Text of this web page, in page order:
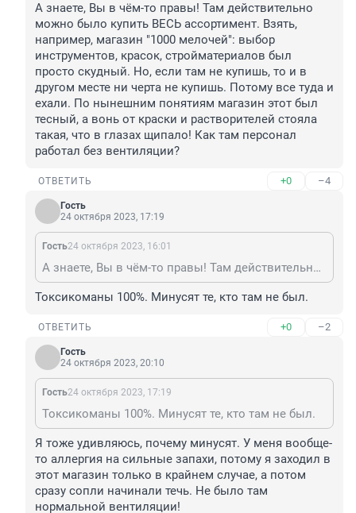
А знаете, Вы в чём-то правы! Там действительно
можно было купить ВЕСЬ ассортимент. Взять,
например, магазин "1000 мелочей": выбор
инструментов, красок, стройматериалов был
просто скудный. Но, если там не купишь, то и в
другом месте ни черта не купишь. Потому все туда и
ехали. По нынешним понятиям магазин этот был
тесный, а вонь от краски и растворителей стояла
такая, что в глазах щипало! Как там персонал
работал без вентиляции?
ОТВЕТИТЬ +0 –4
Гость
24 октября 2023, 17:19
Гость24 октября 2023, 16:01
А знаете, Вы в чём-то правы! Там действительно можно было купить ВЕСЬ ассортимент. Взять, например, магазин "1000 мелочей": выбор инструментов, красок, стройматериалов был просто скудный. Но, если там не купишь, то и в другом месте ни черта не купишь. Потому все туда и ехали. По нынешним понятиям магазин этот был тесный, а вонь от краски и растворителей стояла такая, что в глазах щипало! Как там персонал работал без вентиляции?
Токсикоманы 100%. Минусят те, кто там не был.
ОТВЕТИТЬ +0 –2
Гость
24 октября 2023, 20:10
Гость24 октября 2023, 17:19
Токсикоманы 100%. Минусят те, кто там не был.
Я тоже удивляюсь, почему минусят. У меня вообще-
то аллергия на сильные запахи, потому я заходил в
этот магазин только в крайнем случае, а потом
сразу сопли начинали течь. Не было там
нормальной вентиляции!